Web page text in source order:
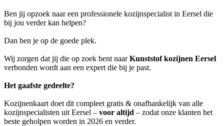
Ben jij opzoek naar een professionele kozijnspecialist in Eersel die
bij jou verder kan helpen?
Dan ben je op de goede plek.
Wij zorgen dat jij die op zoek bent naarKunststof kozijnen Eersel
verbonden wordt aan een expert die bij je past.
Het gaafste gedeelte?
Kozijnenkaart doet dit compleet gratis & onafhankelijk van alle
kozijnspecialisten uit Eersel – voor altijd – zodat onze klanten het
beste geholpen worden in 2026 en verder.